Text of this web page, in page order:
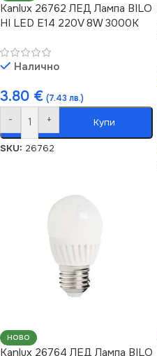
Kanlux 26762 ЛЕД Лампа BILO
HI LED E14 220V 8W 3000K
Налично
3.80 € (7.43 лв.)
- + Купи
SKU: 26762
НОВО
Kanlux 26764 ЛЕД Лампа BILO